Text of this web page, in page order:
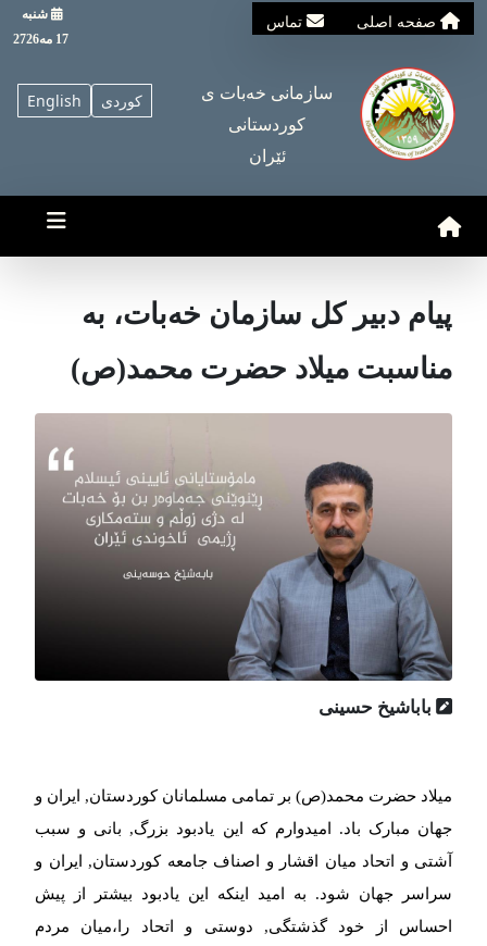
صفحه اصلی تماس
شنبه
17 مه2726
English کوردی
سازمانی خه‌بات ی
کوردستانی
ئێران
پیام دبیر کل سازمان خەبات، بە
مناسبت میلاد حضرت محمد(ص)
باباشیخ حسینی
میلاد حضرت محمد(ص) بر تمامی مسلمانان کوردستان, ایران و
جهان مبارک باد. امیدوارم که این یادبود بزرگ, بانی و سبب
آشتی و اتحاد ميان اقشار و اصناف جامعه کوردستان, ایران و
سراسر جهان شود. به امید اینکه این یادبود بیشتر از پیش
احساس از خود گذشتگی, دوستی و اتحاد را،میان مردم